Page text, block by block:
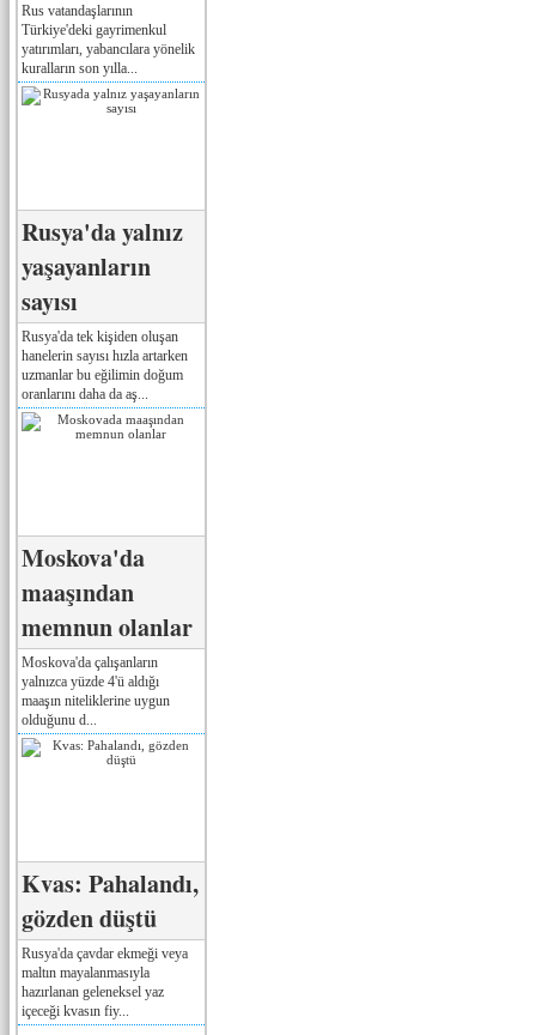
Rus vatandaşlarının
Türkiye'deki gayrimenkul
yatırımları, yabancılara yönelik
kuralların son yılla...
Rusya'da yalnız
yaşayanların
sayısı
Rusya'da tek kişiden oluşan
hanelerin sayısı hızla artarken
uzmanlar bu eğilimin doğum
oranlarını daha da aş...
Moskova'da
maaşından
memnun olanlar
Moskova'da çalışanların
yalnızca yüzde 4'ü aldığı
maaşın niteliklerine uygun
olduğunu d...
Kvas: Pahalandı,
gözden düştü
Rusya'da çavdar ekmeği veya
maltın mayalanmasıyla
hazırlanan geleneksel yaz
içeceği kvasın fiy...